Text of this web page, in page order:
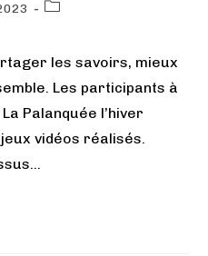
les savoirs, mieux
Les participants à
Palanquée l’hiver
vidéos réalisés.